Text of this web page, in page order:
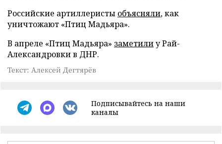
Российские артиллеристы объясняли, как
уничтожают «Птиц Мадьяра».
В апреле «Птиц Мадьяра» заметилиу Рай-
Александровки в ДНР.
Текст: Алексей Дегтярёв
Подписывайтесь на наши
каналы